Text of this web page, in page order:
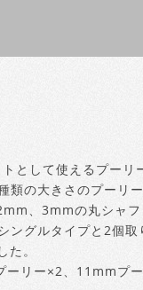
として使えるプー
類の大きさのプーリ
、3mmの丸シャ
ングルタイプと2個
。
リー×2、11mmプ